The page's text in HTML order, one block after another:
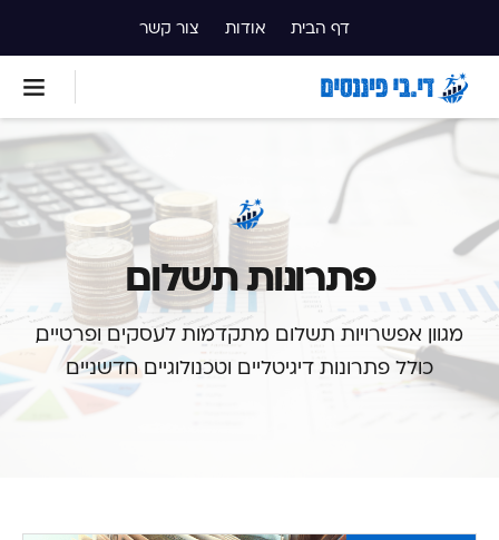
דף הבית אודות צור קשר
פתרונות תשלום
מגוון אפשרויות תשלום מתקדמות לעסקים ופרטיים,
כולל פתרונות דיגיטליים וטכנולוגיים חדשניים